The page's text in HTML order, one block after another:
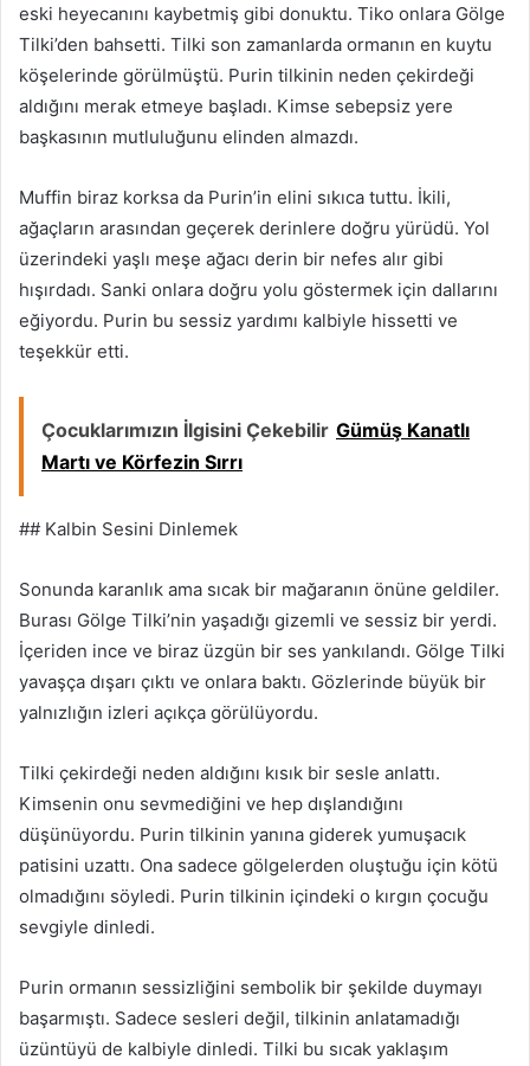
eski heyecanını kaybetmiş gibi donuktu. Tiko onlara Gölge
Tilki’den bahsetti. Tilki son zamanlarda ormanın en kuytu
köşelerinde görülmüştü. Purin tilkinin neden çekirdeği
aldığını merak etmeye başladı. Kimse sebepsiz yere
başkasının mutluluğunu elinden almazdı.
Muffin biraz korksa da Purin’in elini sıkıca tuttu. İkili,
ağaçların arasından geçerek derinlere doğru yürüdü. Yol
üzerindeki yaşlı meşe ağacı derin bir nefes alır gibi
hışırdadı. Sanki onlara doğru yolu göstermek için dallarını
eğiyordu. Purin bu sessiz yardımı kalbiyle hissetti ve
teşekkür etti.
Çocuklarımızın İlgisini Çekebilir Gümüş Kanatlı
Martı ve Körfezin Sırrı
## Kalbin Sesini Dinlemek
Sonunda karanlık ama sıcak bir mağaranın önüne geldiler.
Burası Gölge Tilki’nin yaşadığı gizemli ve sessiz bir yerdi.
İçeriden ince ve biraz üzgün bir ses yankılandı. Gölge Tilki
yavaşça dışarı çıktı ve onlara baktı. Gözlerinde büyük bir
yalnızlığın izleri açıkça görülüyordu.
Tilki çekirdeği neden aldığını kısık bir sesle anlattı.
Kimsenin onu sevmediğini ve hep dışlandığını
düşünüyordu. Purin tilkinin yanına giderek yumuşacık
patisini uzattı. Ona sadece gölgelerden oluştuğu için kötü
olmadığını söyledi. Purin tilkinin içindeki o kırgın çocuğu
sevgiyle dinledi.
Purin ormanın sessizliğini sembolik bir şekilde duymayı
başarmıştı. Sadece sesleri değil, tilkinin anlatamadığı
üzüntüyü de kalbiyle dinledi. Tilki bu sıcak yaklaşım